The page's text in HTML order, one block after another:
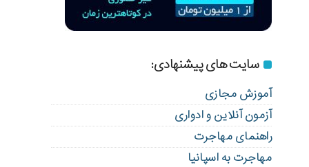
سایت های پیشنهادی:
آموزش مجازی
آزمون آنلاین و ادواری
راهنمای مهاجرت
مهاجرت به اسپانیا